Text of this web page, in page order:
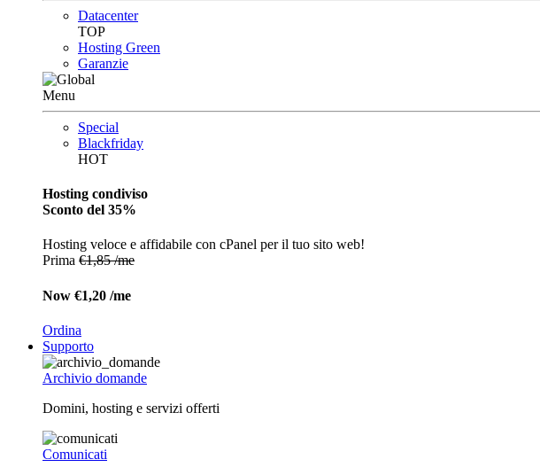
Datacenter
TOP
Hosting Green
Garanzie
Menu
Special
Blackfriday
HOT
Hosting condiviso
Sconto del 35%
Hosting veloce e affidabile con cPanel per il tuo sito web!
Prima €1,85 /me
Now €1,20 /me
Ordina
Supporto
Archivio domande
Domini, hosting e servizi offerti
Comunicati